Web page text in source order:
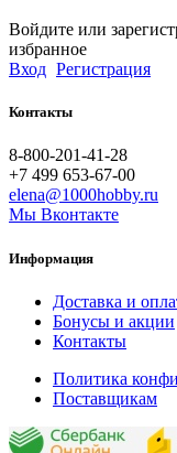
Войдите или
избранное
Вход Регистрация
Контакты
8-800-201-41-28
+7 499 653-67-00
elena@1000hobby.ru
Мы Вконтакте
Информация
Доставка и
Бонусы и акции
Контакты
Политика
Поставщикам